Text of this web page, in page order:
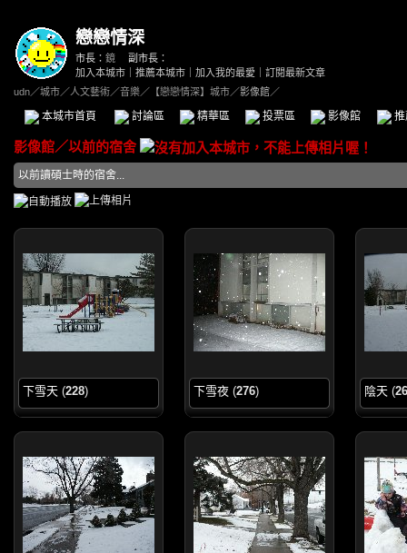
戀戀情深
市長： 鏡
副市長：
加入本城市
推薦本城市 加入我的最愛
訂閱最新文章
udn／城市／人文藝術／音樂／ 【戀戀情深】城市／影像館／
本城市首頁 討論區 精華區 投票區 影像館
影像館／以前的宿舍
以前讀碩士時的宿舍...
下雪天 (228) 下雪夜 (276) 陰天 (